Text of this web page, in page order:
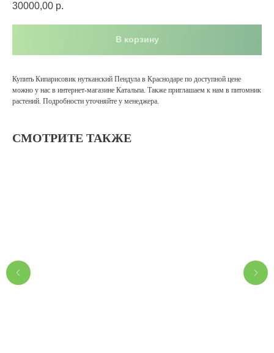
30000,00 р.
В корзину
Купить Кипарисовик нутканский Пендула в Краснодаре по доступной цене
можно у нас в интернет-магазине Катальпа. Также приглашаем к нам в питомник
растений. Подробности уточняйте у менеджера.
СМОТРИТЕ ТАКЖЕ